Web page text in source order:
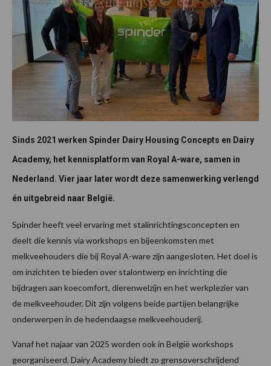
Sinds 2021 werken Spinder Dairy Housing Concepts en Dairy
Academy, het kennisplatform van Royal A-ware, samen in
Nederland. Vier jaar later wordt deze samenwerking verlengd
én uitgebreid naar België.
Spinder heeft veel ervaring met stalinrichtingsconcepten en
deelt die kennis via workshops en bijeenkomsten met
melkveehouders die bij Royal A-ware zijn aangesloten. Het doel is
om inzichten te bieden over stalontwerp en inrichting die
bijdragen aan koecomfort, dierenwelzijn en het werkplezier van
de melkveehouder. Dit zijn volgens beide partijen belangrijke
onderwerpen in de hedendaagse melkveehouderij.
Vanaf het najaar van 2025 worden ook in België workshops
georganiseerd. Dairy Academy biedt zo grensoverschrijdend